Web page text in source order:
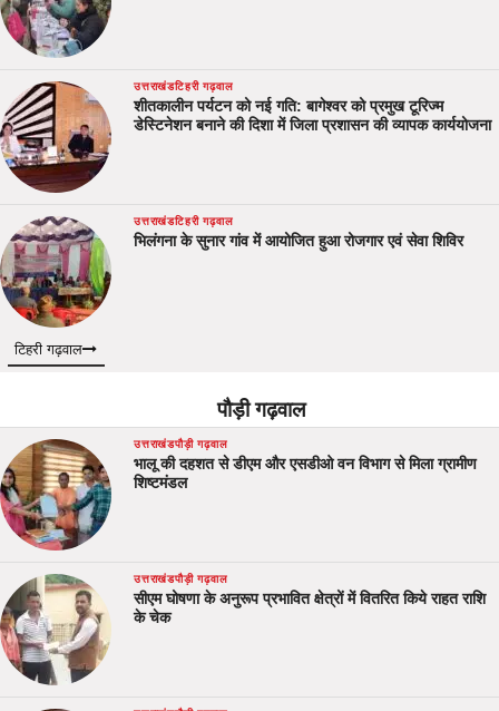
उत्तराखंडटिहरी गढ़वाल
शीतकालीन पर्यटन को नई गति: बागेश्वर को प्रमुख टूरिज्म
डेस्टिनेशन बनाने की दिशा में जिला प्रशासन की व्यापक कार्ययोजना
उत्तराखंडटिहरी गढ़वाल
भिलंगना के सुनार गांव में आयोजित हुआ रोजगार एवं सेवा शिविर
टिहरी गढ़वाल
पौड़ी गढ़वाल
उत्तराखंडपौड़ी गढ़वाल
भालू की दहशत से डीएम और एसडीओ वन विभाग से मिला ग्रामीण
शिष्टमंडल
उत्तराखंडपौड़ी गढ़वाल
सीएम घोषणा के अनुरूप प्रभावित क्षेत्रों में वितरित किये राहत राशि
के चेक